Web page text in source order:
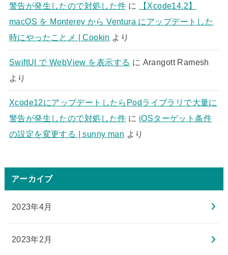
警告が発生したので対処した件 に
【Xcode14.2】
macOS を Monterey から Ventura にアップデートした
時にやったことメ | Cookin より
SwiftUI で WebView を表示する に Arangott Ramesh
より
Xcode12にアップデートしたらPodライブラリで大量に
警告が発生したので対処した件 に iOSターゲット条件
の設定を変更する | sunny man より
アーカイブ
2023年4月
2023年2月